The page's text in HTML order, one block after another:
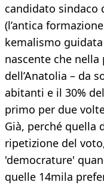
candidato sindaco
(l’antica
kemalismo
nascente che
dell’Anatolia – da
abitanti e il 30%
primo per due
Già, perché quella
ripetizione del
'democrature'
quelle 14mila